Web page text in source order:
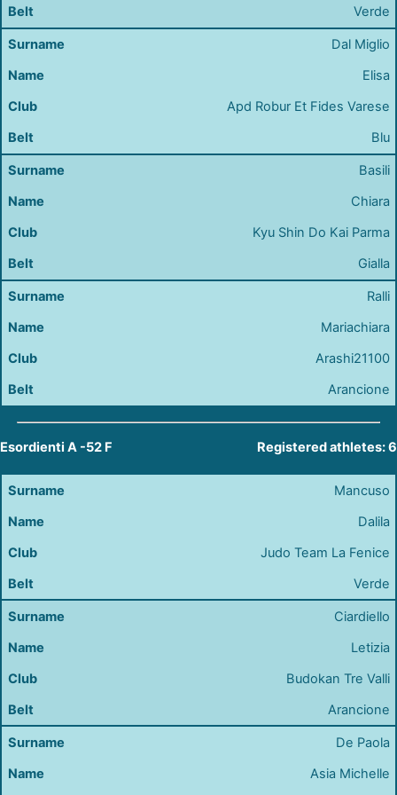
Verde
Dal Miglio
Elisa
Apd Robur Et Fides Varese
Blu
Basili
Chiara
Kyu Shin Do Kai Parma
Gialla
Ralli
Mariachiara
Arashi21100
Arancione
Esordienti A -52 F Registered athletes: 6
Mancuso
Dalila
Judo Team La Fenice
Verde
Ciardiello
Letizia
Budokan Tre Valli
Arancione
De Paola
Asia Michelle